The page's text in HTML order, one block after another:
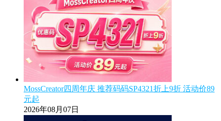
MossCreator四周年庆 推荐码码SP4321折上9折 活动价89
元起
2026年08月07日